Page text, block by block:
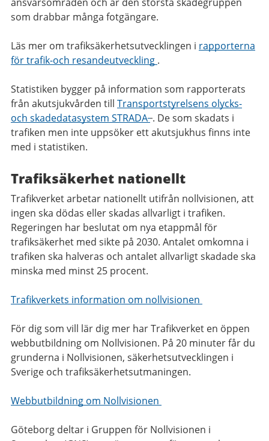
som drabbar många fotgängare.
Läs mer om trafiksäkerhetsutvecklingen i rapporterna
för trafik-och resandeutveckling .
Statistiken bygger på information som rapporterats
från akutsjukvården till Transportstyrelsens olycks-
och skadedatasystem STRADA . De som skadats i
trafiken men inte uppsöker ett akutsjukhus finns inte
med i statistiken.
Trafiksäkerhet nationellt
Trafikverket arbetar nationellt utifrån nollvisionen, att
ingen ska dödas eller skadas allvarligt i trafiken.
Regeringen har beslutat om nya etappmål för
trafiksäkerhet med sikte på 2030. Antalet omkomna i
trafiken ska halveras och antalet allvarligt skadade ska
minska med minst 25 procent.
Trafikverkets information om nollvisionen
För dig som vill lär dig mer har Trafikverket en öppen
webbutbildning om Nollvisionen. På 20 minuter får du
grunderna i Nollvisionen, säkerhetsutvecklingen i
Sverige och trafiksäkerhetsutmaningen.
Webbutbildning om Nollvisionen
Göteborg deltar i Gruppen för Nollvisionen i